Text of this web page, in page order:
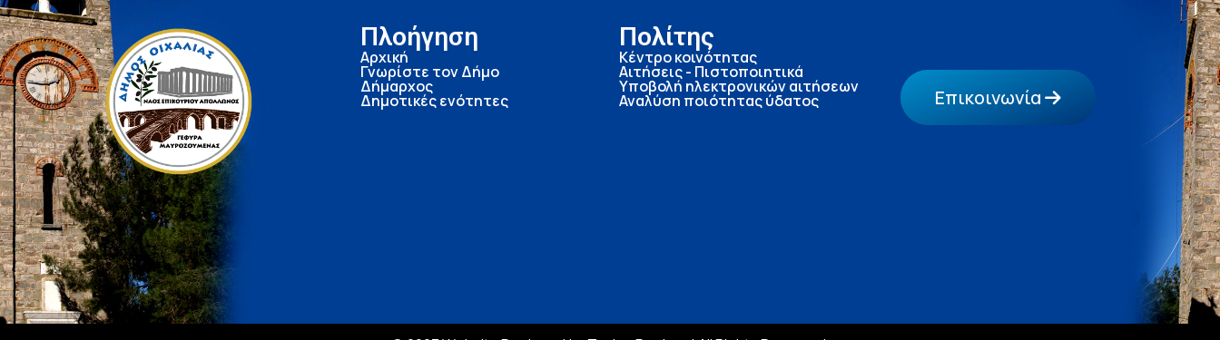
Πλοήγηση
Αρχική
Γνωρίστε τον Δήμο
Δήμαρχος
Δημοτικές ενότητες
Πολίτης
Κέντρο κοινότητας
Αιτήσεις - Πιστοποιητικά
Υποβολή ηλεκτρονικών αιτήσεων
Αναλύση ποιότητας ύδατος Επικοινωνία